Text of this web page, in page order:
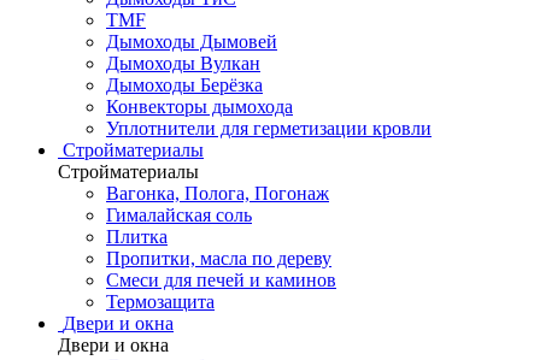
TMF
Дымоходы Дымовей
Дымоходы Вулкан
Дымоходы Берёзка
Конвекторы дымохода
Уплотнители для герметизации кровли
Стройматериалы
Стройматериалы
Вагонка, Полога, Погонаж
Гималайская соль
Плитка
Пропитки, масла по дереву
Смеси для печей и каминов
Термозащита
Двери и окна
Двери и окна